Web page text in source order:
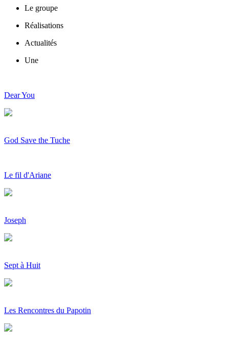
Le groupe
Réalisations
Actualités
Une
Dear You
God Save the Tuche
Le fil d'Ariane
Joseph
Sept à Huit
Les Rencontres du Papotin